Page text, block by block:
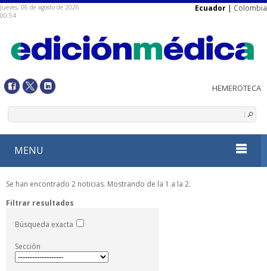
Jueves, 06 de agosto de 2026
00:54
Ecuador | Colombia
MENU
Se han encontrado 2 noticias. Mostrando de la 1 a la 2.
Filtrar resultados
Búsqueda exacta
Sección